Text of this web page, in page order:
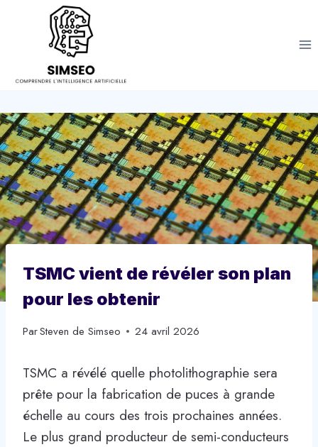
TSMC vient de révéler son plan
pour les obtenir
ParSteven de Simseo 24 avril 2026
TSMC a révélé quelle photolithographie sera
prête pour la fabrication de puces à grande
échelle au cours des trois prochaines années.
Le plus grand producteur de semi-conducteurs